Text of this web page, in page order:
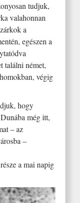
tudjuk,
valahonnan
a
egészen a
találni német,
végig
hogy
még itt,
– az
–
a mai napig